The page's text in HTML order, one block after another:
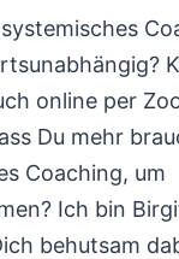
online per
Du mehr
Coaching, um
Ich bin
behutsam